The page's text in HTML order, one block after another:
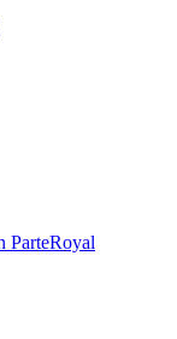
ParteRoyal